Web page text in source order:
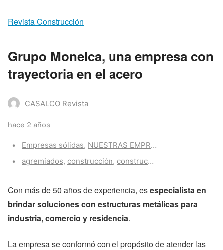
Revista Construcción
Grupo Monelca, una empresa con
trayectoria en el acero
CASALCO Revista
hace 2 años
Categories:
Empresas sólidas, NUESTRAS EMPRESAS
Tags:
agremiados, construcción, construccion
Con más de 50 años de experiencia, esespecialista en
brindar soluciones con estructuras metálicas para
industria, comercio y residencia.
La empresa se conformó con el propósito de atender las